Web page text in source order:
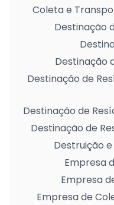
Coleta e
Destinação
Destinação
Destinação de
Destinação de
Destinação de
Destruição
Empresa
Empresa
Empresa de